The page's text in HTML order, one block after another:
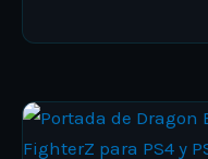
page
This
product